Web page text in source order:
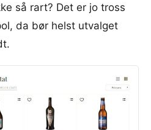
så rart? Det er jo tross
da bør helst utvalget